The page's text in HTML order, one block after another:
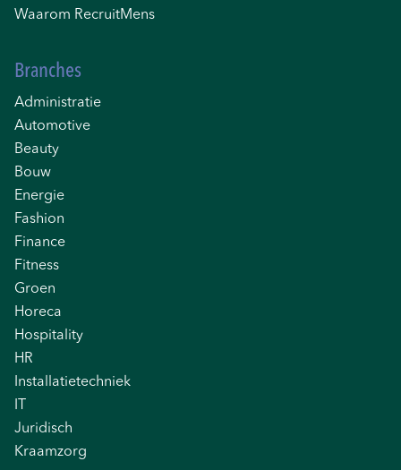
Waarom RecruitMens
Branches
Administratie
Automotive
Beauty
Bouw
Energie
Fashion
Finance
Fitness
Groen
Horeca
Hospitality
HR
Installatietechniek
Juridisch
Kraamzorg